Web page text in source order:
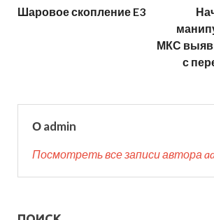
Шаровое скопление E3
МКС
с
О admin
Посмотреть все записи автора